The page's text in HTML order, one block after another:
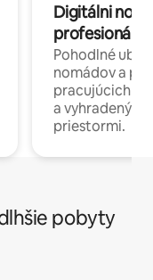
Digitálni
profesionáli
Pohodlné
nomádov a
pracujúcich
a
priestormi.
pobyty